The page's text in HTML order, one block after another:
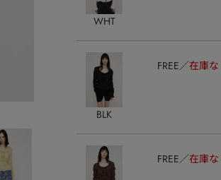
WHT
BLK
FREE 在庫な
FREE 在庫な